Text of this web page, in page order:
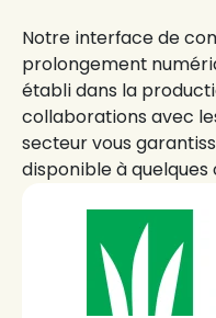
Notre interface de
prolongement
établi dans la
collaborations avec
secteur vous
disponible à quelques